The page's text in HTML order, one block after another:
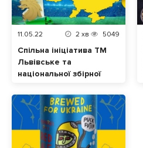
11.05.22 2 хв 5049
Спільна ініціатива ТМ
Львівське та
національної збірної
Відтепер кожен
голос за «Лева
матчу» – це допомога
українцям